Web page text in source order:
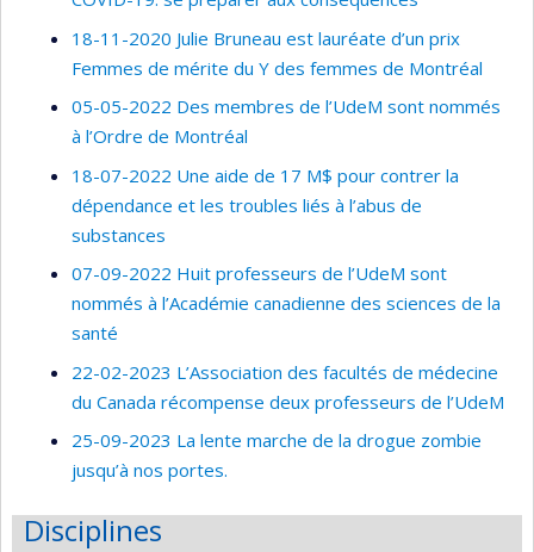
18-11-2020 Julie Bruneau est lauréate d’un prix
Femmes de mérite du Y des femmes de Montréal
05-05-2022 Des membres de l’UdeM sont nommés
à l’Ordre de Montréal
18-07-2022 Une aide de 17 M$ pour contrer la
dépendance et les troubles liés à l’abus de
substances
07-09-2022 Huit professeurs de l’UdeM sont
nommés à l’Académie canadienne des sciences de la
santé
22-02-2023 L’Association des facultés de médecine
du Canada récompense deux professeurs de l’UdeM
25-09-2023 La lente marche de la drogue zombie
jusqu’à nos portes.
Disciplines